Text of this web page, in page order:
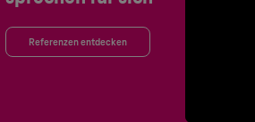
Referenzen entdecken